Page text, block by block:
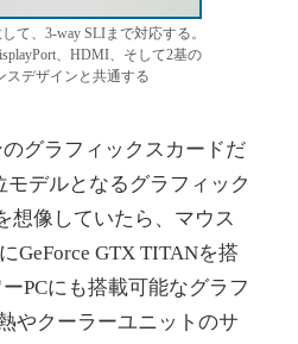
て、3-way SLIまで対応する。
、HDMI、そして2基の
スデザインと共通する
グラフィックスカードだ
デルとなるグラフィック
想像していたら、マウス
GeForce GTX TITANを搭
PCにも搭載可能なグラフ
やクーラーユニットのサ